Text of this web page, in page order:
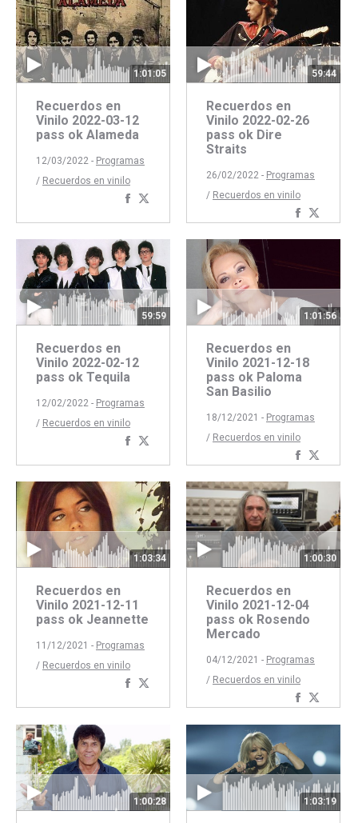
Facebook
Twitter
1:01:05
Recuerdos en
Vinilo 2022-03-12
pass ok Alameda
12/03/2022 - Programas
/ Recuerdos en vinilo
Compartir
Facebook
Twitter
59:44
Recuerdos en
Vinilo 2022-02-26
pass ok Dire
Straits
26/02/2022 - Programas
/ Recuerdos en vinilo
Compartir
59:59
Recuerdos en
Vinilo 2022-02-12
pass ok Tequila
12/02/2022 - Programas
/ Recuerdos en vinilo
Compartir
Facebook
Twitter
1:01:56
Recuerdos en
Vinilo 2021-12-18
pass ok Paloma
San Basilio
18/12/2021 - Programas
/ Recuerdos en vinilo
Compartir
1:03:34
Recuerdos en
Vinilo 2021-12-11
pass ok Jeannette
11/12/2021 - Programas
/ Recuerdos en vinilo
Compartir
Facebook
Twitter
1:00:30
Recuerdos en
Vinilo 2021-12-04
pass ok Rosendo
Mercado
04/12/2021 - Programas
/ Recuerdos en vinilo
Compartir
1:00:28 1:03:19